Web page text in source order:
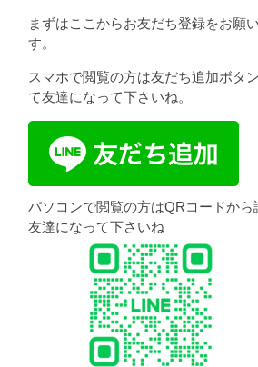
まずはここからお友だち登録をお願
す。
スマホで閲覧の方は友だち追加ボタ
て友達になって下さいね。
パソコンで閲覧の方はQRコードから
友達になって下さいね